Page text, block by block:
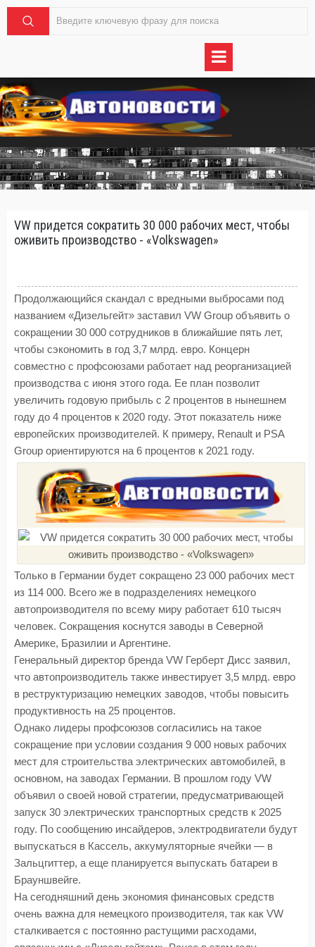
VW придется сократить 30 000 рабочих мест, чтобы
оживить производство - «Volkswagen»
Продолжающийся скандал с вредными выбросами под
названием «Дизельгейт» заставил VW Group объявить о
сокращении 30 000 сотрудников в ближайшие пять лет,
чтобы сэкономить в год 3,7 млрд. евро. Концерн
совместно с профсоюзами работает над реорганизацией
производства с июня этого года. Ее план позволит
увеличить годовую прибыль с 2 процентов в нынешнем
году до 4 процентов к 2020 году. Этот показатель ниже
европейских производителей. К примеру, Renault и PSA
Group ориентируются на 6 процентов к 2021 году.
Только в Германии будет сокращено 23 000 рабочих мест
из 114 000. Всего же в подразделениях немецкого
автопроизводителя по всему миру работает 610 тысяч
человек. Сокращения коснутся заводы в Северной
Америке, Бразилии и Аргентине.
Генеральный директор бренда VW Герберт Дисс заявил,
что автопроизводитель также инвестирует 3,5 млрд. евро
в реструктуризацию немецких заводов, чтобы повысить
продуктивность на 25 процентов.
Однако лидеры профсоюзов согласились на такое
сокращение при условии создания 9 000 новых рабочих
мест для строительства электрических автомобилей, в
основном, на заводах Германии. В прошлом году VW
объявил о своей новой стратегии, предусматривающей
запуск 30 электрических транспортных средств к 2025
году. По сообщению инсайдеров, электродвигатели будут
выпускаться в Кассель, аккумуляторные ячейки — в
Зальцгиттер, а еще планируется выпускать батареи в
Брауншвейге.
На сегодняшний день экономия финансовых средств
очень важна для немецкого производителя, так как VW
сталкивается с постоянно растущими расходами,